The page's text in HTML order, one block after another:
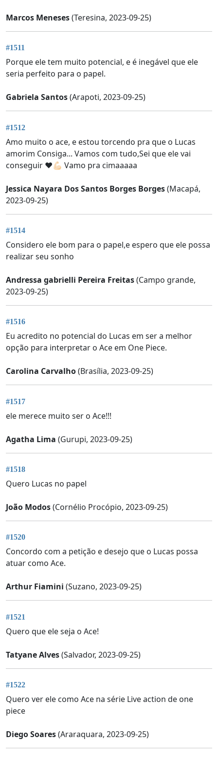
Marcos Meneses(Teresina, 2023-09-25)
#1511
Porque ele tem muito potencial, e é inegável que ele
seria perfeito para o papel.
Gabriela Santos(Arapoti, 2023-09-25)
#1512
Amo muito o ace, e estou torcendo pra que o Lucas
amorim Consiga... Vamos com tudo,Sei que ele vai
conseguir ❤💪🏻 Vamo pra cimaaaaa
Jessica Nayara Dos Santos Borges Borges(Macapá,
2023-09-25)
#1514
Considero ele bom para o papel,e espero que ele possa
realizar seu sonho
Andressa gabrielli Pereira Freitas(Campo grande,
2023-09-25)
#1516
Eu acredito no potencial do Lucas em ser a melhor
opção para interpretar o Ace em One Piece.
Carolina Carvalho(Brasília, 2023-09-25)
#1517
ele merece muito ser o Ace!!!
Agatha Lima (Gurupi, 2023-09-25)
#1518
Quero Lucas no papel
João Modos(Cornélio Procópio, 2023-09-25)
#1520
Concordo com a petição e desejo que o Lucas possa
atuar como Ace.
Arthur Fiamini (Suzano, 2023-09-25)
#1521
Quero que ele seja o Ace!
Tatyane Alves(Salvador, 2023-09-25)
#1522
Quero ver ele como Ace na série Live action de one
piece
Diego Soares(Araraquara, 2023-09-25)